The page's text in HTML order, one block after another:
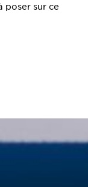
poser sur ce